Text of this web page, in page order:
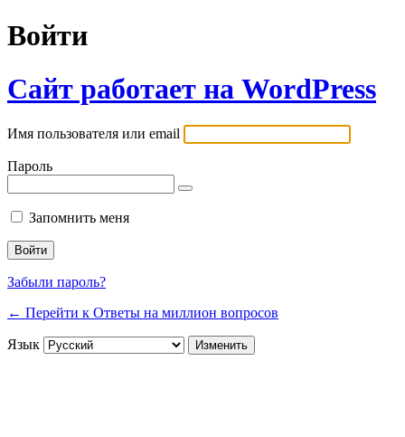
Войти
Сайт работает на WordPress
Имя пользователя или email
Пароль
Запомнить меня
Забыли пароль?
← Перейти к Ответы на миллион вопросов
Язык